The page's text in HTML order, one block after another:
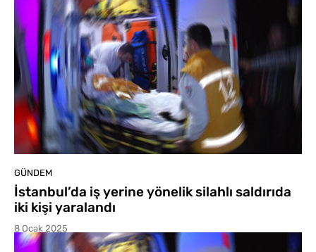
GÜNDEM
İstanbul’da iş yerine yönelik silahlı saldırıda
iki kişi yaralandı
8 Ocak 2025